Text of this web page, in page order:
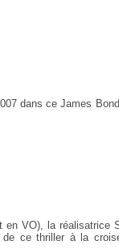
dans ce James
en VO), la réalisatrice
de ce thriller à la